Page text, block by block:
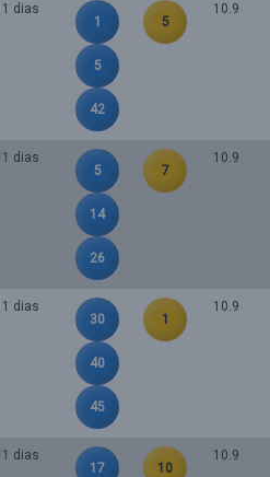
1 dias
1
5
42
5
10.9
1 dias
5
14
26
7
10.9
1 dias
30
40
45
1
10.9
1 dias
17
10
10.9